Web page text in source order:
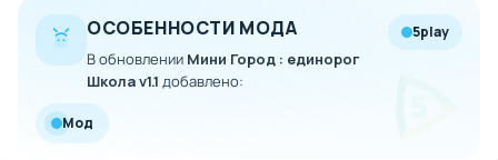
ОСОБЕННОСТИ МОДА
В обновлении Мини Город : единорог
Школа v1.1 добавлено:
5play
Мод